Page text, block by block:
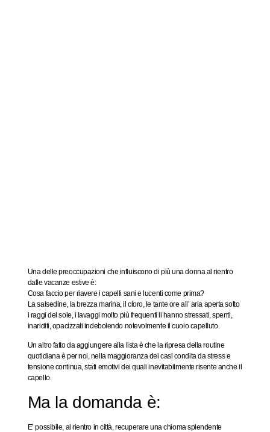
Una delle preoccupazioni che influiscono di più una donna al rientro
dalle vacanze estive è:
Cosa faccio per riavere i capelli sani e lucenti come prima?
La salsedine, la brezza marina, il cloro, le tante ore all’ aria aperta sotto
i raggi del sole, i lavaggi molto più frequenti li hanno stressati, spenti,
inariditi, opacizzati indebolendo notevolmente il cuoio capelluto.
Un altro fatto da aggiungere alla lista è che la ripresa della routine
quotidiana è per noi, nella maggioranza dei casi condita da stress e
tensione continua, stati emotivi dei quali inevitabilmente risente anche il
capello.
Ma la domanda è:
E’ possibile, al rientro in città, recuperare una chioma splendente